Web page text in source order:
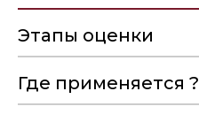
Этапы оценки
Где применяется ?